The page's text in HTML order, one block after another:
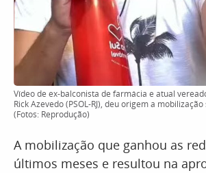
Vídeo de ex-balconista de farmácia e atual
Rick Azevedo (PSOL-RJ), deu origem a
(Fotos: Reprodução)
A mobilização que ganhou as
últimos meses e resultou na